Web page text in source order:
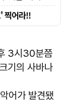
3시30분쯤
기의 사바나
어가 발견됐